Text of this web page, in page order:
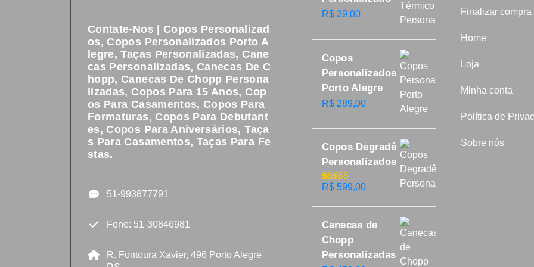
Contate-Nos | Copos Personalizad
Os, Copos Personalizados Porto A
Legre, Taças Personalizadas, Cane
Cas Personalizadas, Canecas De C
Hopp, Canecas De Chopp Persona
Lizadas, Copos Para 15 Anos, Cop
Os Para Casamentos, Copos Para
Formaturas, Copos Para Debutant
Es, Copos Para Aniversários, Taça
S Para Casamentos, Taças Para Fe
Stas.
51-993877791
Fone: 51-30846981
R. Fontoura Xavier, 496 Porto Alegre
R$39,00
Copos
Personalizados
Porto Alegre
R$289,00
Copos Degradê
Personalizados
Avaliação
R$599,00
Canecas de
Chopp
Personalizadas
Finalizar compra
Home
Loja
Minha conta
Política de
Sobre nós